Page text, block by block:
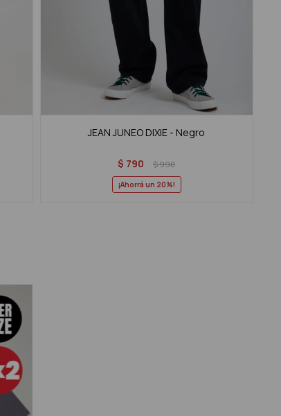
JEAN JUNEO DIXIE - Negro
$ 790 $990
20